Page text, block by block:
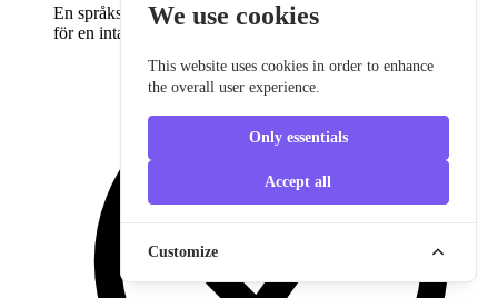
En språkskola som vill ha en CEFR + AI-beredskap baslinje
för en intagning
We use cookies
This website uses cookies in order to enhance
the overall user experience.
Only essentials
Accept all
Customize